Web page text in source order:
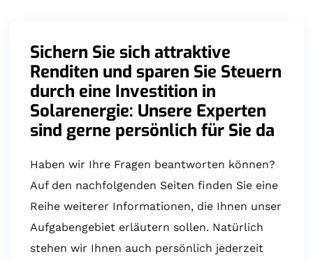
Sichern Sie sich attraktive
Renditen und sparen Sie Steuern
durch eine Investition in
Solarenergie: Unsere Experten
sind gerne persönlich für Sie da
Haben wir Ihre Fragen beantworten können?
Auf den nachfolgenden Seiten finden Sie eine
Reihe weiterer Informationen, die Ihnen unser
Aufgabengebiet erläutern sollen. Natürlich
stehen wir Ihnen auch persönlich jederzeit